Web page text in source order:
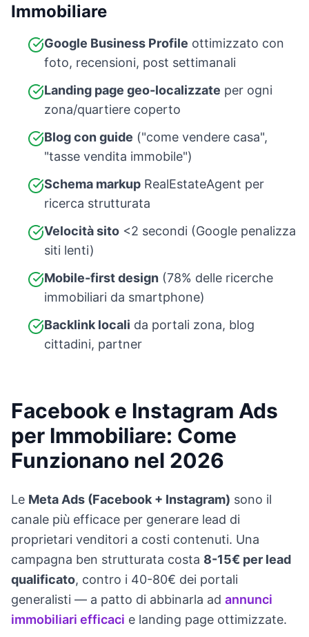
Immobiliare
Google Business Profile ottimizzato con
foto, recensioni, post settimanali
Landing page geo-localizzate per ogni
zona/quartiere coperto
Blog con guide ("come vendere casa",
"tasse vendita immobile")
Schema markup RealEstateAgent per
ricerca strutturata
Velocità sito <2 secondi (Google penalizza
siti lenti)
Mobile-first design (78% delle ricerche
immobiliari da smartphone)
Backlink locali da portali zona, blog
cittadini, partner
Facebook e Instagram Ads
per Immobiliare: Come
Funzionano nel 2026
Le Meta Ads (Facebook + Instagram) sono il
canale più efficace per generare lead di
proprietari venditori a costi contenuti. Una
campagna ben strutturata costa 8-15€ per lead
qualificato, contro i 40-80€ dei portali
generalisti — a patto di abbinarla ad annunci
immobiliari efficaci e landing page ottimizzate.